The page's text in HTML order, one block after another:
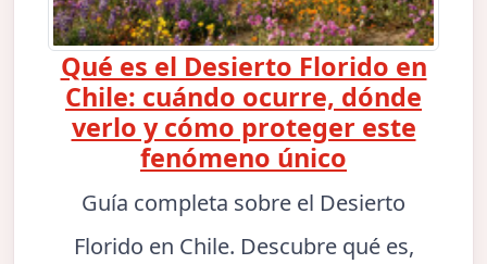
Qué es el Desierto Florido en
Chile: cuándo ocurre, dónde
verlo y cómo proteger este
fenómeno único
Guía completa sobre el Desierto
Florido en Chile. Descubre qué es,